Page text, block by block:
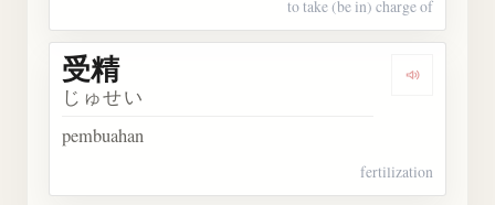
to take (be in) charge of
Dengarkan
受精
じゅせい
pembuahan
fertilization